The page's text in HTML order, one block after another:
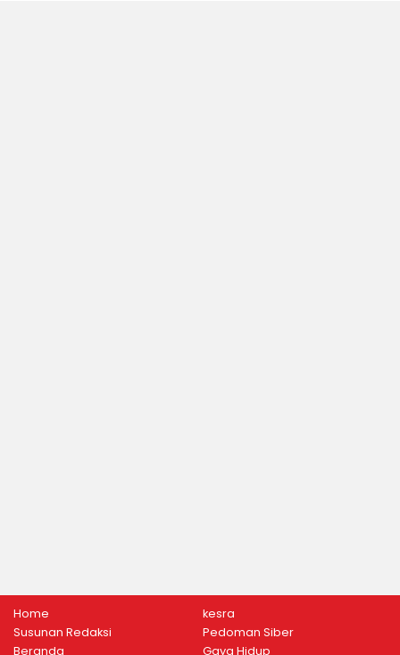
Home
Susunan Redaksi
Beranda
kesra
Pedoman Siber
Gaya Hidup